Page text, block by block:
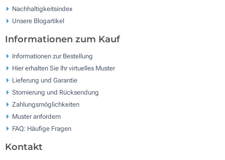
Nachhaltigkeitsindex
Unsere Blogartikel
Informationen zum Kauf
Informationen zur Bestellung
Hier erhalten Sie Ihr virtuelles Muster
Lieferung und Garantie
Stornierung und Rücksendung
Zahlungsmöglichkeiten
Muster anfordern
FAQ: Häufige Fragen
Kontakt